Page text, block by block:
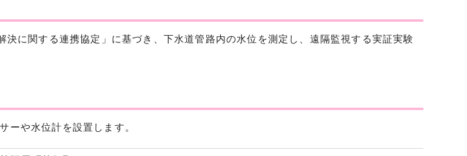
決に関する連携協定」に基づき、下水道管路内の水位を測定し、遠隔監視する実証実験
ーや水位計を設置します。